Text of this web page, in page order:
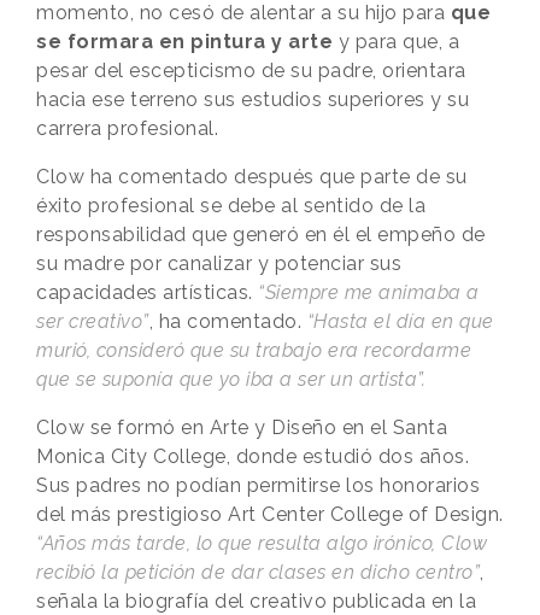
momento, no cesó de alentar a su hijo para que
se formara en pintura y arte y para que, a
pesar del escepticismo de su padre, orientara
hacia ese terreno sus estudios superiores y su
carrera profesional.
Clow ha comentado después que parte de su
éxito profesional se debe al sentido de la
responsabilidad que generó en él el empeño de
su madre por canalizar y potenciar sus
capacidades artísticas. “Siempre me animaba a
ser creativo”, ha comentado. “Hasta el día en que
murió, consideró que su trabajo era recordarme
que se suponía que yo iba a ser un artista”.
Clow se formó en Arte y Diseño en el Santa
Monica City College, donde estudió dos años.
Sus padres no podían permitirse los honorarios
del más prestigioso Art Center College of Design.
“Años más tarde, lo que resulta algo irónico, Clow
recibió la petición de dar clases en dicho centro”,
señala la biografía del creativo publicada en la